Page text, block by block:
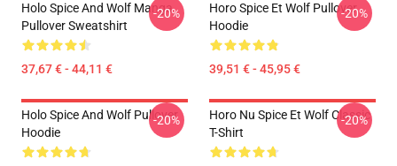
Holo Spice And Wolf Manga
Pullover Sweatshirt
37,67 € - 44,11 €
-20%
Horo Spice Et Wolf Pullover
Hoodie
39,51 € - 45,95 €
-20%
Holo Spice And Wolf Pullover
Hoodie
-20%
Horo Nu Spice Et Wolf Classic
T-Shirt
-20%